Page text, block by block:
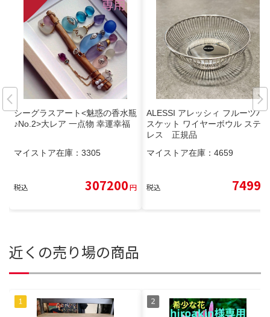
シーグラスアート<魅惑の香水瓶
♪No.2>大レア 一点物 幸運幸福
マイストア在庫： 3305
税込 307200円
ALESSI アレッシィ フルーツバ
スケット ワイヤーボウル ステン
レス 正規品
マイストア在庫： 4659
税込 7499
近くの売り場の商品